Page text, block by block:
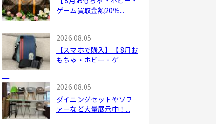
ゲーム買取金額20％...
2026.08.05
【スマホで購入】【 8月お
もちゃ・ホビー・ゲ...
2026.08.05
ダイニングセットやソフ
ァーなど大量展示中！...